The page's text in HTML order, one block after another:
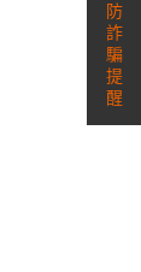
防
詐
騙
提
醒